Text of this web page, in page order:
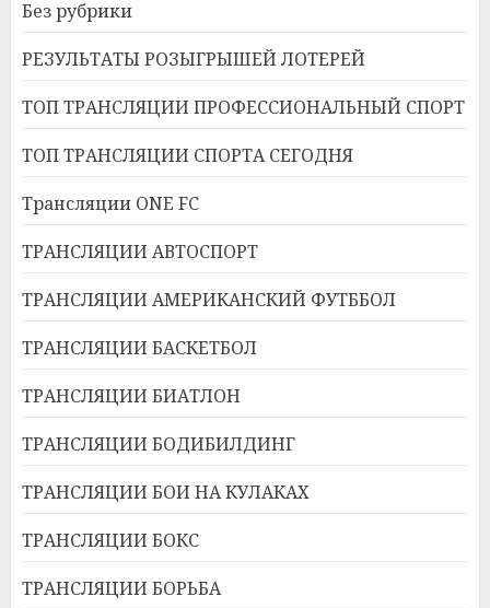
Без рубрики
РЕЗУЛЬТАТЫ РОЗЫГРЫШЕЙ ЛОТЕРЕЙ
ТОП ТРАНСЛЯЦИИ ПРОФЕССИОНАЛЬНЫЙ СПОРТ
ТОП ТРАНСЛЯЦИИ СПОРТА СЕГОДНЯ
Трансляции ONE FC
ТРАНСЛЯЦИИ АВТОСПОРТ
ТРАНСЛЯЦИИ АМЕРИКАНСКИЙ ФУТББОЛ
ТРАНСЛЯЦИИ БАСКЕТБОЛ
ТРАНСЛЯЦИИ БИАТЛОН
ТРАНСЛЯЦИИ БОДИБИЛДИНГ
ТРАНСЛЯЦИИ БОИ НА КУЛАКАХ
ТРАНСЛЯЦИИ БОКС
ТРАНСЛЯЦИИ БОРЬБА